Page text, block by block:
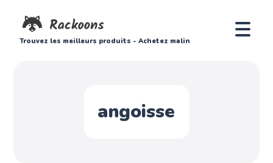
Trouvez les meilleurs produits - Achetez malin
angoisse